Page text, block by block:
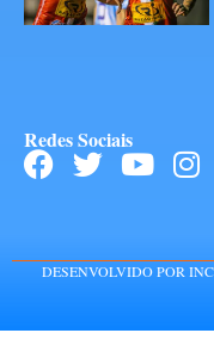
Redes Sociais
DESENVOLVIDO POR